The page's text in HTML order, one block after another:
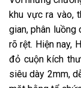
khu vực ra vào,
gian, phân luồng
rõ rệt. Hiện nay,
đỏ cuộn kích
siêu dày 2mm,